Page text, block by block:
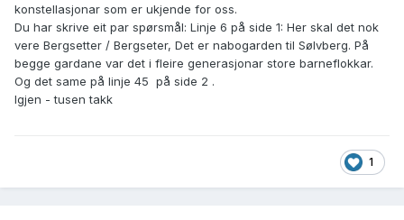
konstellasjonar som er ukjende for oss.
Du har skrive eit par spørsmål: Linje 6 på side 1: Her skal det nok
vere Bergsetter / Bergseter, Det er nabogarden til Sølvberg. På
begge gardane var det i fleire generasjonar store barneflokkar.
Og det same på linje 45 på side 2 .
Igjen - tusen takk
1